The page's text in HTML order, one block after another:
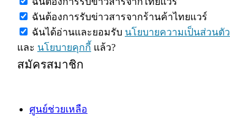
ฉันต้องการรับข่าวสารจากร้านค้าไทยแวร์
ฉันได้อ่านและยอมรับ นโยบายความเป็นส่วนตัว
และ นโยบายคุกกี้ แล้ว?
สมัครสมาชิก
ศูนย์ช่วยเหลือ